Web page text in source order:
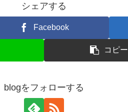
シェアする
Facebook
コピー
blogをフォローする